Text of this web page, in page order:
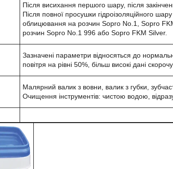
Після висихання першого шару, після
Після повної просушки гідроізоляційного
облицювання на розчин Sopro No.1, Sopro
розчин Sopro No.1 996 або Sopro FKM Silver.
Зазначені параметри відносяться до
повітря на рівні 50%, більш високі дані
Малярний валик з вовни, валик з губки,
Очищення інструментів: чистою водою,